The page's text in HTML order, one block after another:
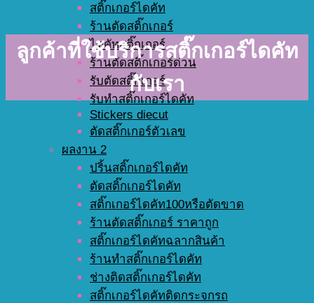
สติ๊กเกอร์ไดคัท
ร้านตัดสติ๊กเกอร์
ไดคัทสติ๊กเกอร์
ร้านตัดสติ๊กเกอร์ด่วน
รับตัดสติ๊กเกอร์
รับทำสติ๊กเกอร์ไดคัท
Stickers diecut
ตัดสติ๊กเกอร์ตัวเลข
ผลงาน 2
ปริ้นสติ๊กเกอร์ไดคัท
ตัดสติ๊กเกอร์ไดคัท
สติ๊กเกอร์ไดคัท100หรือตัดขาด
ร้านตัดสติ๊กเกอร์ ราคาถูก
สติ๊กเกอร์ไดคัทฉลากสินค้า
ร้านทำสติ๊กเกอร์ไดคัท
ช่างติดสติ๊กเกอร์ไดคัท
สติ๊กเกอร์ไดคัทติดกระจกรถ
ลูกค้าที่ใช้บริการสติ๊กเกอร์ไดคัท
กับเรา